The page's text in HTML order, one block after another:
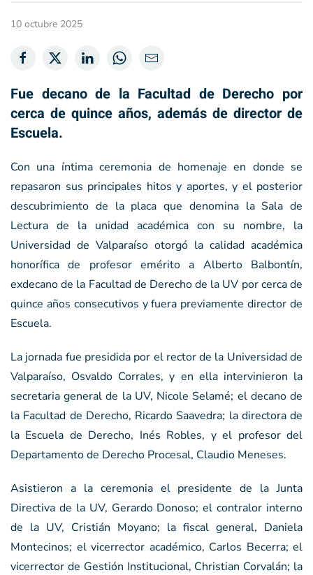
10 octubre 2025
Fue decano de la Facultad de Derecho por
cerca de quince años, además de director de
Escuela.
Con una íntima ceremonia de homenaje en donde se
repasaron sus principales hitos y aportes, y el posterior
descubrimiento de la placa que denomina la Sala de
Lectura de la unidad académica con su nombre, la
Universidad de Valparaíso otorgó la calidad académica
honorífica de profesor emérito a Alberto Balbontín,
exdecano de la Facultad de Derecho de la UV por cerca de
quince años consecutivos y fuera previamente director de
Escuela.
La jornada fue presidida por el rector de la Universidad de
Valparaíso, Osvaldo Corrales, y en ella intervinieron la
secretaria general de la UV, Nicole Selamé; el decano de
la Facultad de Derecho, Ricardo Saavedra; la directora de
la Escuela de Derecho, Inés Robles, y el profesor del
Departamento de Derecho Procesal, Claudio Meneses.
Asistieron a la ceremonia el presidente de la Junta
Directiva de la UV, Gerardo Donoso; el contralor interno
de la UV, Cristián Moyano; la fiscal general, Daniela
Montecinos; el vicerrector académico, Carlos Becerra; el
vicerrector de Gestión Institucional, Christian Corvalán; la